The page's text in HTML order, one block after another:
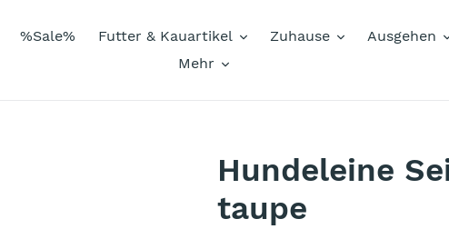
%Sale% Futter & Kauartikel Zuhause
Ausgehen
Mehr
Hundeleine
taupe